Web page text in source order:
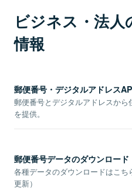
ビジネス・法
情報
郵便番号・デジタルアドレス
郵便番号とデジタルアドレスか
を提供。
郵便番号データのダウンロード
各種データのダウンロードはこち
更新）